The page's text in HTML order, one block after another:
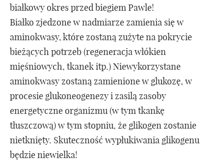
białkowy okres przed biegiem Pawle!
Białko zjedzone w nadmiarze zamienia się w
aminokwasy, które zostaną zużyte na pokrycie
bieżących potrzeb (regeneracja włókien
mięśniowych, tkanek itp.) Niewykorzystane
aminokwasy zostaną zamienione w glukozę, w
procesie glukoneogenezy i zasilą zasoby
energetyczne organizmu (w tym tkankę
tłuszczową) w tym stopniu, że glikogen zostanie
nietknięty. Skuteczność wypłukiwania glikogenu
będzie niewielka!